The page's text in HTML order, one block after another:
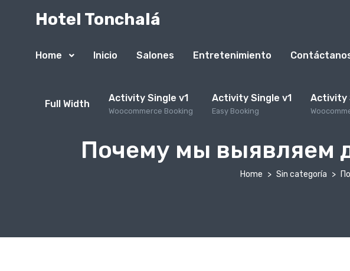
Hotel Tonchalá
Home Inicio Salones Entretenimiento
Full Width Activity Single v1
Woocommerce Booking
Activity Single v1
Easy Booking
Activity
Почему мы выявляем
Home Sin categoría